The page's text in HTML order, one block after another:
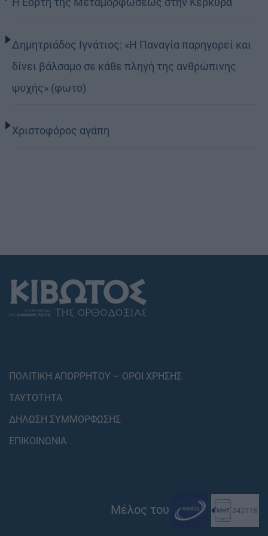
Δημητριάδος Ιγνάτιος: «Η Παναγία παρηγορεί και
δίνει βάλσαμο σε κάθε πληγή της ανθρώπινης
ψυχής» (φωτο)
Χριστοφόρος αγάπη
ΠΟΛΙΤΙΚΗ ΑΠΟΡΡΗΤΟΥ – ΟΡΟΙ ΧΡΗΣΗΣ
ΤΑΥΤΟΤΗΤΑ
ΔΗΛΩΣΗ ΣΥΜΜΟΡΦΩΣΗΣ
ΕΠΙΚΟΙΝΩΝΙΑ
Μέλος του